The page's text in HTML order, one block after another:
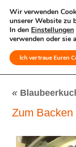
MENÜ
«
Zum Backen
Wir verwenden
unserer Website zu
In den Einstellungen
verwenden oder sie
Ich vertraue Euren